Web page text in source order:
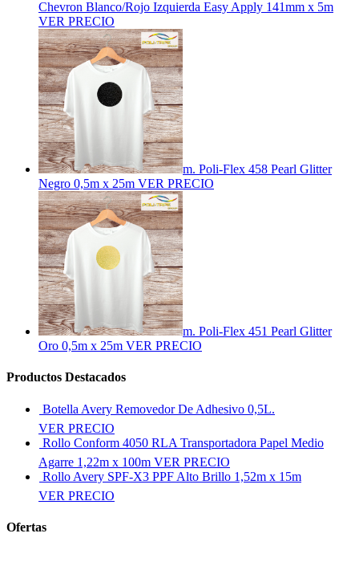
Chevron Blanco/Rojo Izquierda Easy Apply 141mm x 5m
VER PRECIO
m. Poli-Flex 458 Pearl Glitter
Negro 0,5m x 25m VER PRECIO
m. Poli-Flex 451 Pearl Glitter
Oro 0,5m x 25m VER PRECIO
Productos Destacados
Botella Avery Removedor De Adhesivo 0,5L.
VER PRECIO
Rollo Conform 4050 RLA Transportadora Papel Medio
Agarre 1,22m x 100m VER PRECIO
Rollo Avery SPF-X3 PPF Alto Brillo 1,52m x 15m
VER PRECIO
Ofertas